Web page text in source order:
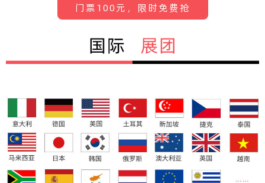
门票100元，限时免费抢